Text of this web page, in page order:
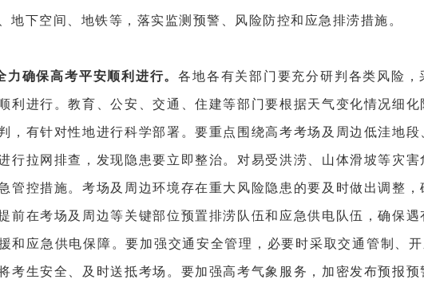
地下空间、地铁等，落实监测预警、风险防控和应急排涝措施。
力确保高考平安顺利进行。各地各有关部门要充分研判各类风险，
利进行。教育、公安、交通、住建等部门要根据天气变化情况细化
，有针对性地进行科学部署。要重点围绕高考考场及周边低洼地段
行拉网排查，发现隐患要立即整治。对易受洪涝、山体滑坡等灾害
管控措施。考场及周边环境存在重大风险隐患的要及时做出调整，
前在考场及周边等关键部位预置排涝队伍和应急供电队伍，确保遇
和应急供电保障。要加强交通安全管理，必要时采取交通管制、开
考生安全、及时送抵考场。要加强高考气象服务，加密发布预报预